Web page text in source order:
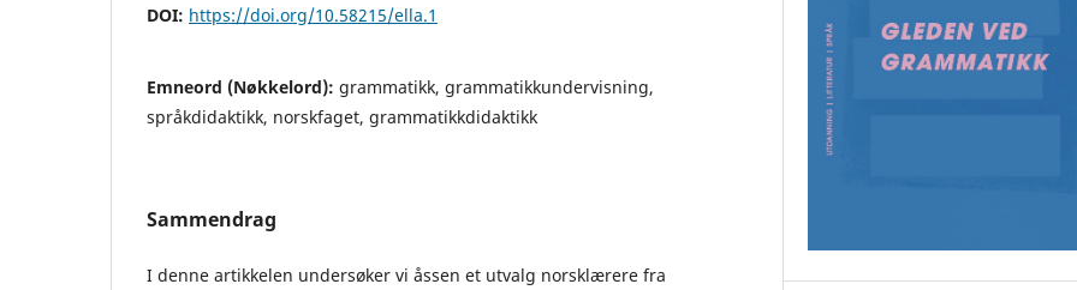
DOI: https://doi.org/10.58215/ella.1
Emneord (Nøkkelord): grammatikk, grammatikkundervisning,
språkdidaktikk, norskfaget, grammatikkdidaktikk
Sammendrag
I denne artikkelen undersøker vi åssen et utvalg norsklærere fra